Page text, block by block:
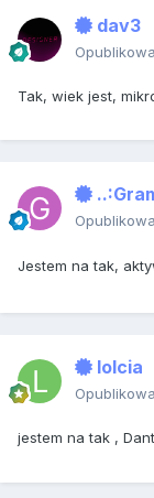
dav3
Tak, wiek jest,
Jestem na tak,
lolcia
jestem na tak ,